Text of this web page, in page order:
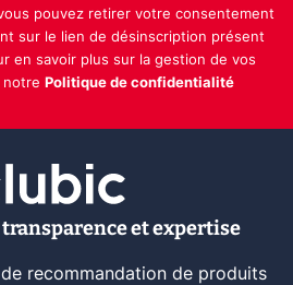
pouvez retirer votre consentement
sur le lien de désinscription présent
en savoir plus sur la gestion de vos
notre Politique de confidentialité
et expertise
recommandation de produits